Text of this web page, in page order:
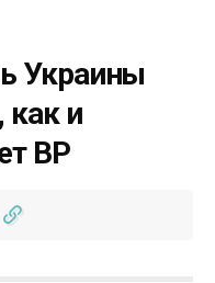
Украины
как и
ВР